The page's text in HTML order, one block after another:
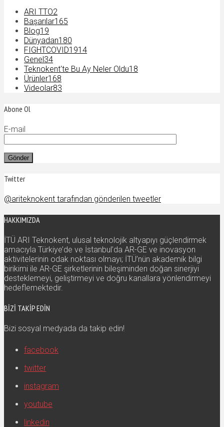
ARI TTO2
Başarılar165
Blog19
Dünyadan180
FIGHTCOVID1914
Genel 34
Teknokent'te Bu Ay Neler Oldu18
Ürünler168
Videolar83
Abone Ol
E-mail
Twitter
@ariteknokent tarafından gönderilen tweetler
HAKKIMIZDA
İTÜ ARI Teknokent, ulusal teknolojik altyapıyı güçlendirmek
amacıyla Türkiye’de ve İstanbul’da AR-GE ve inovasyon
aktivitelerinin odak noktası olmayı; İTÜ’nün akademik bilgi
birikimi ile AR-GE şirketlerinin bileşiminden doğan sinerjiyi
desteklemeyi, geliştirmeyi ve doğru kanallara yönlendirmeyi
hedeflemektedir.
BIZI TAKIP EDIN
Bizi sosyal medyada da takip edin!
facebook
twitter
instagram
youtube
linkedin